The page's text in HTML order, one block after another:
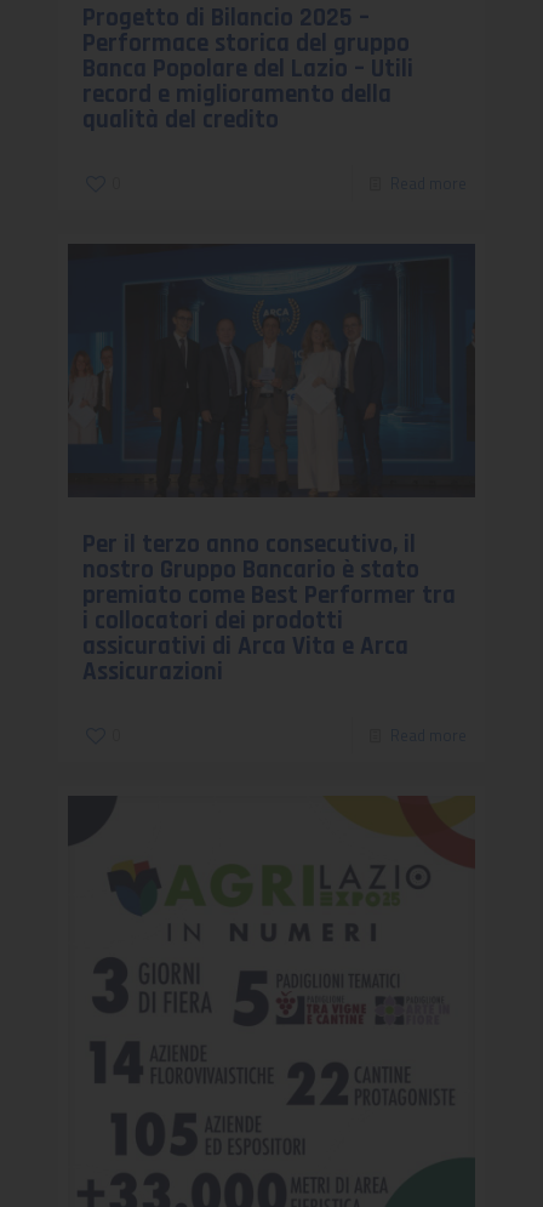
Progetto di Bilancio 2025 –
Performace storica del gruppo
Banca Popolare del Lazio – Utili
record e miglioramento della
qualità del credito
Per il terzo anno consecutivo, il
nostro Gruppo Bancario è stato
premiato come Best Performer tra
i collocatori dei prodotti
assicurativi di Arca Vita e Arca
Assicurazioni